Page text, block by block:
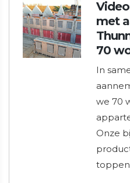
met
70
In
we 70
Onze